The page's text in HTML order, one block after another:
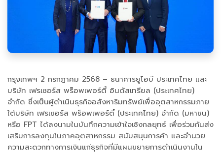
กรุงเทพฯ 2 กรกฎาคม 2568 – ธนาคารยูโอบี ประเทศไทย และ
บริษัท เฟรเซอร์ส พร็อพเพอร์ตี้ อินดัสเทรียล (ประเทศไทย)
จำกัด ซึ่งเป็นผู้ดำเนินธุรกิจอสังหาริมทรัพย์เพื่ออุตสาหกรรมภาย
ใต้บริษัท เฟรเซอร์ส พร็อพเพอร์ตี้ (ประเทศไทย) จำกัด (มหาชน)
หรือ FPT ได้ลงนามในบันทึกความเข้าใจเชิงกลยุทธ์ เพื่อร่วมกันส่ง
เสริมการลงทุนในภาคอุตสาหกรรม สนับสนุนการค้า และอำนวย
ความสะดวกทางการเงินแก่ธุรกิจที่มีแผนขยายการดำเนินงานใน